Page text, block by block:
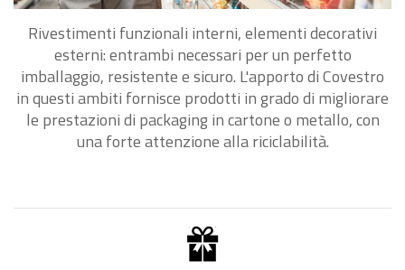
Rivestimenti funzionali interni, elementi decorativi
esterni: entrambi necessari per un perfetto
imballaggio, resistente e sicuro. L'apporto di Covestro
in questi ambiti fornisce prodotti in grado di migliorare
le prestazioni di packaging in cartone o metallo, con
una forte attenzione alla riciclabilità.